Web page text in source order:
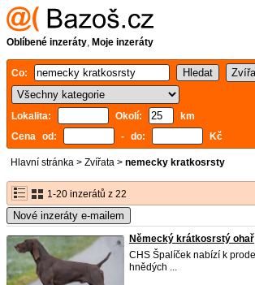
Oblíbené inzeráty, Moje inzeráty
Co:
Lokalita: Okolí:
km
Cena od:
- do: Kč
Hlavní stránka > Zvířata > nemecky kratkosrsty
1-20 inzerátů z 22
Nové inzeráty e-mailem
Německý krátkosrstý ohař
CHS Špalíček nabízí k
hnědých ...